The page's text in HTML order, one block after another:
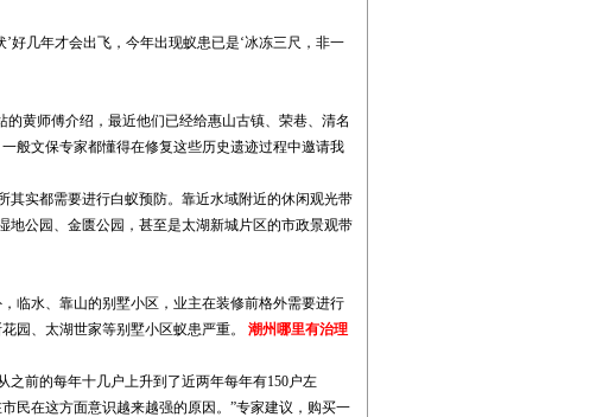
好几年才会出飞，今年出现蚁患已是‘冰冻三尺，非一
黄师傅介绍，最近他们已经给惠山古镇、荣巷、清名
般文保专家都懂得在修复这些历史遗迹过程中邀请我
其实都需要进行白蚁预防。靠近水域附近的休闲观光带
地公园、金匮公园，甚至是太湖新城片区的市政景观带
临水、靠山的别墅小区，业主在装修前格外需要进行
园、太湖世家等别墅小区蚁患严重。 潮州哪里有治理
前的每年十几户上升到了近两年每年有150户左
民在这方面意识越来越强的原因。”专家建议，购买一